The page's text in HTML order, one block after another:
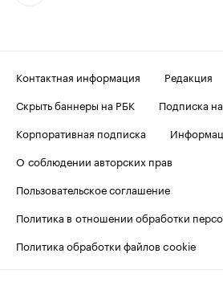
Контактная информация
Редакция
Скрыть баннеры на РБК
Подписка
Корпоративная подписка
О соблюдении авторских прав
Пользовательское соглашение
Политика в отношении обработки
Политика обработки файлов cookie